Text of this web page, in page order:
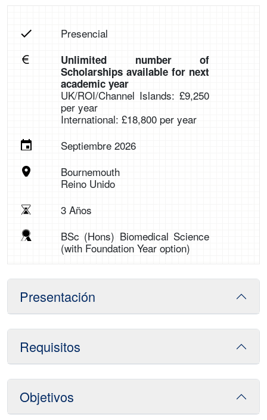
Presencial
Unlimited number of
Scholarships available for next
academic year
UK/ROI/Channel Islands: £9,250
per year
International: £18,800 per year
Septiembre 2026
Bournemouth
Reino Unido
3 Años
BSc (Hons) Biomedical Science
(with Foundation Year option)
Presentación
Requisitos
Objetivos